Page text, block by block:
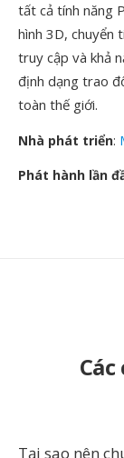
tất cả tính năng
hình 3D, chuyển
truy cập và khả
định dạng trao
toàn thế giới.
Nhà phát triển:
Phát hành lần
Tại sao nên